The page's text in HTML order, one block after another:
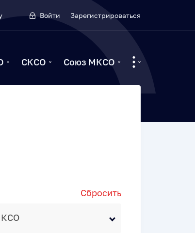
Войти Зарегистрироваться
СКСО Союз МКСО
Сбросить
КСО